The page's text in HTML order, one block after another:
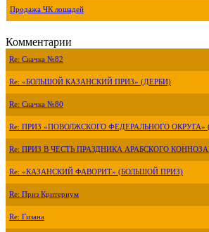
Продажа ЧК лошадей
Комментарии
Re: Скачка №82
Re: «БОЛЬШОЙ КАЗАНСКИЙ ПРИЗ» (ДЕРБИ)
Re: Скачка №80
Re: ПРИЗ «ПОВОЛЖСКОГО ФЕДЕРАЛЬНОГО ОКРУГА»
Re: ПРИЗ В ЧЕСТЬ ПРАЗДНИКА АРАБСКОГО
Re: «КАЗАНСКИЙ ФАВОРИТ» (БОЛЬШОЙ ПРИЗ)
Re: Приз Критериум
Re: Гизана